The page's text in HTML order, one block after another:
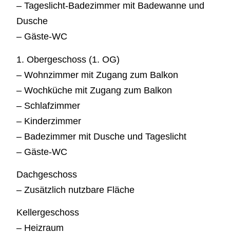
– Tageslicht-Badezimmer mit Badewanne und
Dusche
– Gäste-WC
1. Obergeschoss (1. OG)
– Wohnzimmer mit Zugang zum Balkon
– Wochküche mit Zugang zum Balkon
– Schlafzimmer
– Kinderzimmer
– Badezimmer mit Dusche und Tageslicht
– Gäste-WC
Dachgeschoss
– Zusätzlich nutzbare Fläche
Kellergeschoss
– Heizraum